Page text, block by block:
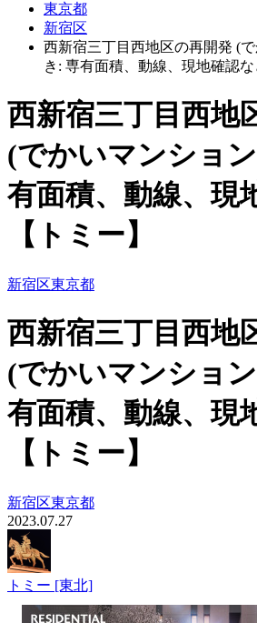
東京都
新宿区
西新宿三丁目西地区の再開発 (
き: 専有面積、動線、現地確認な
西新宿三丁目西地
(でかいマンショ
有面積、動線、現
【トミー】
新宿区東京都
西新宿三丁目西地
(でかいマンショ
有面積、動線、現
【トミー】
新宿区東京都
2023.07.27
トミー [東北]